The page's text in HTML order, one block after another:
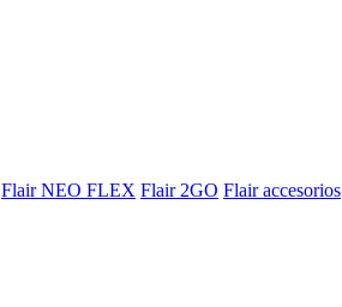
Flair NEO FLEX Flair 2GO Flair accesorios